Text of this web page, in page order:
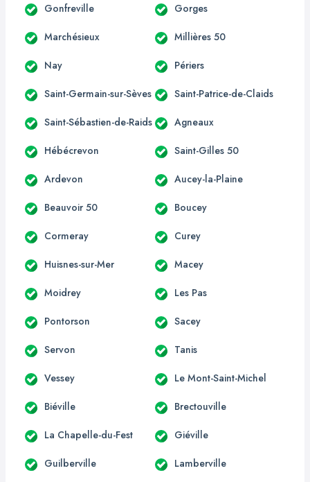
Gonfreville Gorges
Marchésieux Millières 50
Nay Périers
Saint-Germain-sur-Sèves Saint-Patrice-de-Claids
Saint-Sébastien-de-Raids Agneaux
Hébécrevon Saint-Gilles 50
Ardevon Aucey-la-Plaine
Beauvoir 50 Boucey
Cormeray Curey
Huisnes-sur-Mer Macey
Moidrey Les Pas
Pontorson Sacey
Servon Tanis
Vessey Le Mont-Saint-Michel
Biéville Brectouville
La Chapelle-du-Fest Giéville
Guilberville Lamberville